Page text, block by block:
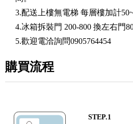
3.配送上樓無電梯 每層樓加計
4.冰箱拆裝門 200-800 換左右門
5.歡迎電洽詢問0905764454
購買流程
STEP.1